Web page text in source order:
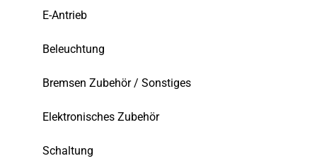
E-Antrieb
Beleuchtung
Bremsen Zubehör / Sonstiges
Elektronisches Zubehör
Schaltung